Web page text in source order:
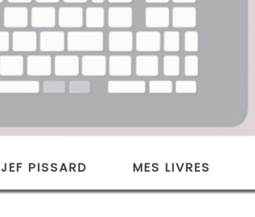
JEF PISSARD MES LIVRES